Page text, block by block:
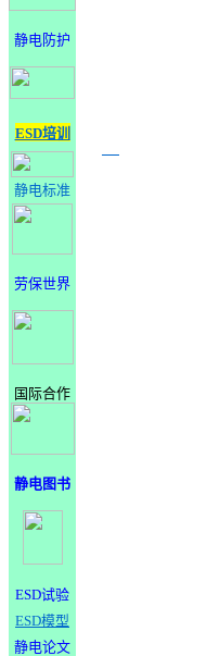
静电防护
ESD培训
静电标准
劳保世界
国际合作
静电图书
ESD试验
ESD模型
静电论文